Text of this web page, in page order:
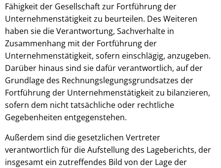
Fähigkeit der Gesellschaft zur Fortführung der
Unternehmenstätigkeit zu beurteilen. Des Weiteren
haben sie die Verantwortung, Sachverhalte in
Zusammenhang mit der Fortführung der
Unternehmenstätigkeit, sofern einschlägig, anzugeben.
Darüber hinaus sind sie dafür verantwortlich, auf der
Grundlage des Rechnungslegungsgrundsatzes der
Fortführung der Unternehmenstätigkeit zu bilanzieren,
sofern dem nicht tatsächliche oder rechtliche
Gegebenheiten entgegenstehen.
Außerdem sind die gesetzlichen Vertreter
verantwortlich für die Aufstellung des Lageberichts, der
insgesamt ein zutreffendes Bild von der Lage der